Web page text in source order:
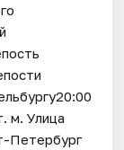
м. Улица
Петербург